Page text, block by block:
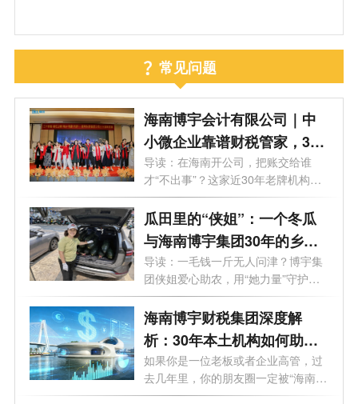
常见问题
海南博宇会计有限公司｜中
小微企业靠谱财税管家，30
年本土深耕，6 万 + 老板放
心选择
导读：在海南开公司，把账交给谁
才“不出事”？这家近30年老牌机构给
出了...
瓜田里的“侠姐”：一个冬瓜
与海南博宇集团30年的乡土
守望
导读：一毛钱一斤无人问津？博宇集
团侠姐爱心助农，用“她力量”守护海
南...
海南博宇财税集团深度解
析：30年本土机构如何助企
业落地自贸港？
如果你是一位老板或者企业高管，过
去几年里，你的朋友圈一定被“海南自
贸...